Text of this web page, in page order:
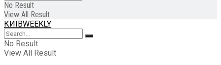
No Result
View All Result
КИЇВWEEKLY
No Result
View All Result